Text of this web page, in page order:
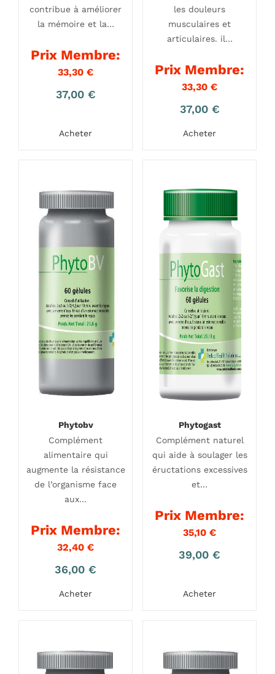
contribue à améliorer
la mémoire et la…
Prix Membre:
33,30 €
37,00 €
Acheter
les douleurs
musculaires et
articulaires. il…
Prix Membre:
33,30 €
37,00 €
Acheter
Phytobv
Complément
alimentaire qui
augmente la résistance
de l’organisme face
aux…
Prix Membre:
32,40 €
36,00 €
Acheter
Phytogast
Complément naturel
qui aide à soulager les
éructations excessives
et…
Prix Membre:
35,10 €
39,00 €
Acheter